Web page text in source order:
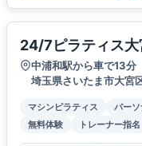
24/7ピラティス大
中浦和駅から車で13分
埼玉県さいたま市大宮
マシンピラティス パー
無料体験
トレーナー指名